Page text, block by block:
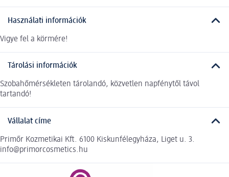
Használati információk
Vigye fel a körmére!
Tárolási információk
Szobahőmérsékleten tárolandó, közvetlen napfénytől távol
tartandó!
Vállalat címe
Primőr Kozmetikai Kft. 6100 Kiskunfélegyháza, Liget u. 3.
info@primorcosmetics.hu